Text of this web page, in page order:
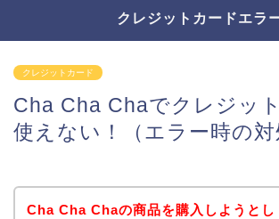
クレジットカードエラ
クレジットカード
Cha Cha Chaでクレジッ
使えない！（エラー時の対
Cha Cha Chaの商品を購入しようとし